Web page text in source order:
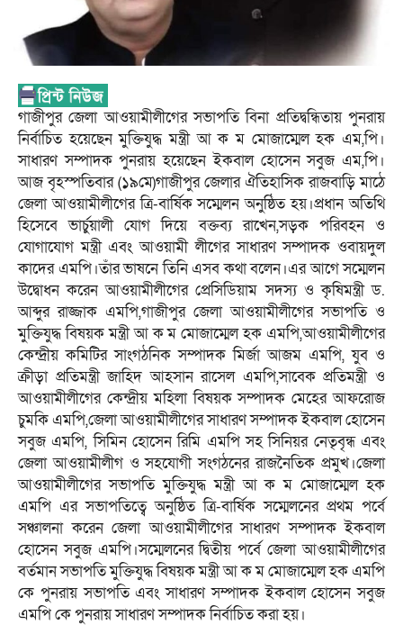
গাজীপুর জেলা আওয়ামীলীগের সভাপতি বিনা প্রতিদ্বন্ধিতায় পুনরায়
নির্বাচিত হয়েছেন মুক্তিযুদ্ধ মন্ত্রী আ ক ম মোজাম্মেল হক এম,পি।
সাধারণ সম্পাদক পুনরায় হয়েছেন ইকবাল হোসেন সবুজ এম,পি।
আজ বৃহস্পতিবার (১৯মে)গাজীপুর জেলার ঐতিহাসিক রাজবাড়ি মাঠে
জেলা আওয়ামীলীগের ত্রি-বার্ষিক সম্মেলন অনুষ্ঠিত হয়।প্রধান অতিথি
হিসেবে ভার্চুয়ালী যোগ দিয়ে বক্তব্য রাখেন,সড়ক পরিবহন ও
যোগাযোগ মন্ত্রী এবং আওয়ামী লীগের সাধারণ সম্পাদক ওবায়দুল
কাদের এমপি।তাঁর ভাষনে তিনি এসব কথা বলেন।এর আগে সম্মেলন
উদ্বোধন করেন আওয়ামীলীগের প্রেসিডিয়াম সদস্য ও কৃষিমন্ত্রী ড.
আব্দুর রাজ্জাক এমপি,গাজীপুর জেলা আওয়ামীলীগের সভাপতি ও
মুক্তিযুদ্ধ বিষয়ক মন্ত্রী আ ক ম মোজাম্মেল হক এমপি,আওয়ামীলীগের
কেন্দ্রীয় কমিটির সাংগঠনিক সম্পাদক মির্জা আজম এমপি, যুব ও
ক্রীড়া প্রতিমন্ত্রী জাহিদ আহসান রাসেল এমপি,সাবেক প্রতিমন্ত্রী ও
আওয়ামীলীগের কেন্দ্রীয় মহিলা বিষয়ক সম্পাদক মেহের আফরোজ
চুমকি এমপি,জেলা আওয়ামীলীগের সাধারণ সম্পাদক ইকবাল হোসেন
সবুজ এমপি, সিমিন হোসেন রিমি এমপি সহ সিনিয়র নেতৃবৃন্ধ এবং
জেলা আওয়ামীলীগ ও সহযোগী সংগঠনের রাজনৈতিক প্রমুখ।জেলা
আওয়ামীলীগের সভাপতি মুক্তিযুদ্ধ মন্ত্রী আ ক ম মোজাম্মেল হক
এমপি এর সভাপতিত্বে অনুষ্ঠিত ত্রি-বার্ষিক সম্মেলনের প্রথম পর্বে
সঞ্চালনা করেন জেলা আওয়ামীলীগের সাধারণ সম্পাদক ইকবাল
হোসেন সবুজ এমপি।সম্মেলনের দ্বিতীয় পর্বে জেলা আওয়ামীলীগের
বর্তমান সভাপতি মুক্তিযুদ্ধ বিষয়ক মন্ত্রী আ ক ম মোজাম্মেল হক এমপি
কে পুনরায় সভাপতি এবং সাধারণ সম্পাদক ইকবাল হোসেন সবুজ
এমপি কে পুনরায় সাধারণ সম্পাদক নির্বাচিত করা হয়।